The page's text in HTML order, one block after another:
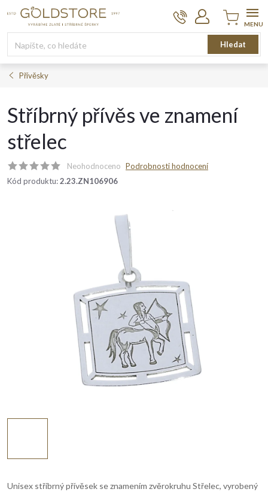
Hledat
Nákupní
košík
Přívěsky
Stříbrný přívěs ve znamení
střelec
Neohodnoceno Podrobnosti hodnocení
Kód produktu:2.23.ZN106906
Unisex stříbrný přívěsek se znamením zvěrokruhu Střelec, vyrobený